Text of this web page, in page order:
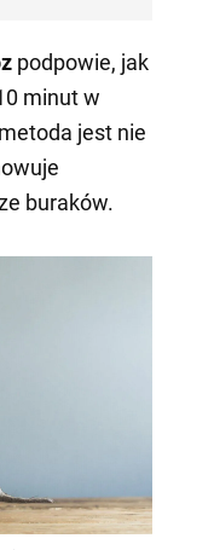
podpowie, jak
minut w
jest nie
buraków.